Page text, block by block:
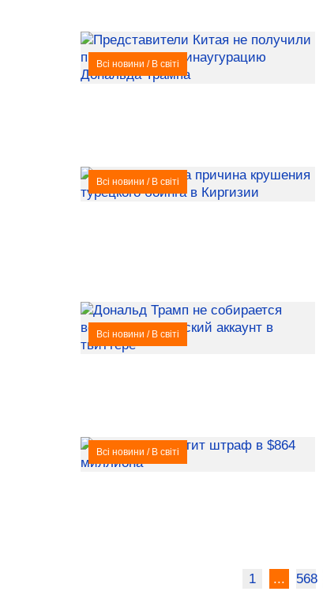
Всі новини / В світі
Всі новини / В світі
Всі новини / В світі
Всі новини / В світі
1 ... 568